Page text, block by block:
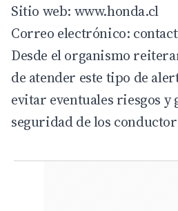
Sitio web: www.honda.cl
Correo electrónico:
Desde el organismo
de atender este tipo de
evitar eventuales riesgos
seguridad de los